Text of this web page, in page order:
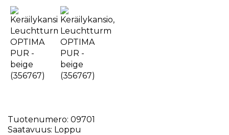
Tuotenumero: 09701
Saatavuus: Loppu